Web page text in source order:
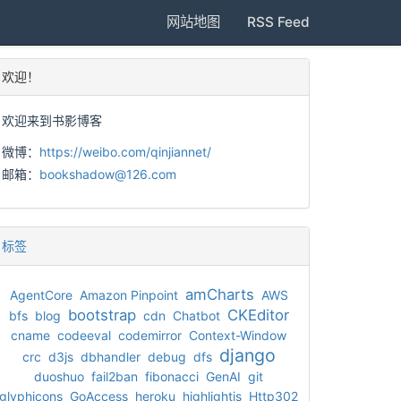
网站地图 RSS Feed
欢迎！
欢迎来到书影博客
微博： https://weibo.com/qinjiannet/
邮箱： bookshadow@126.com
标签
AgentCore Amazon Pinpoint amCharts AWS
bfs blog bootstrap cdn Chatbot CKEditor
cname codeeval codemirror Context-Window
crc d3js dbhandler debug dfs django
duoshuo fail2ban fibonacci GenAI git
glyphicons GoAccess heroku highlightjs Http302